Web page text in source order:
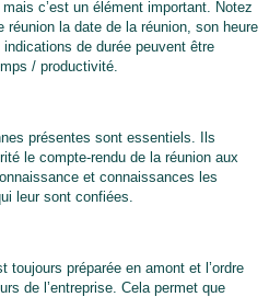
c’est un élément important. Notez
réunion la date de la réunion, son heure
de durée peuvent être
/ productivité.
présentes sont essentiels. Ils
le compte-rendu de la réunion aux
et connaissances les
leur sont confiées.
toujours préparée en amont et l’ordre
de l’entreprise. Cela permet que